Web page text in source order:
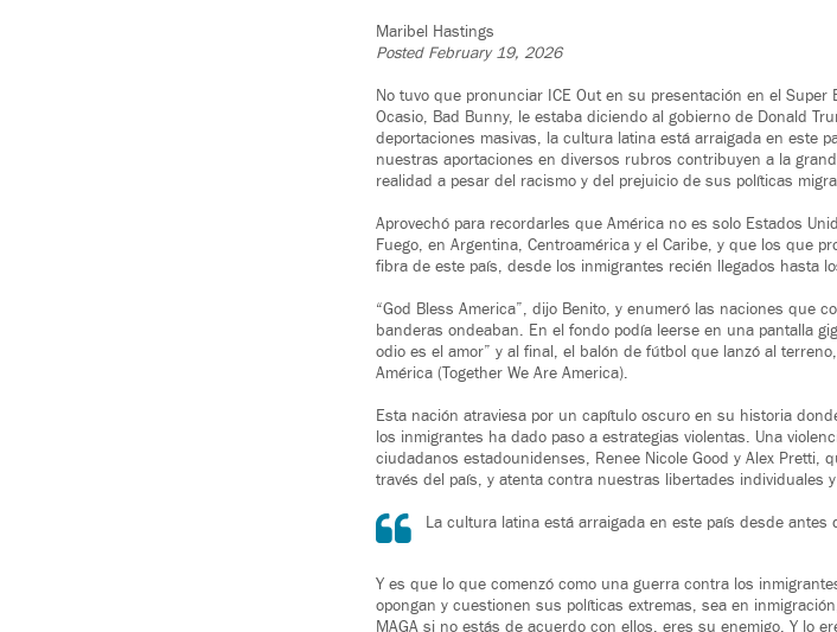
Maribel Hastings
Posted February 19, 2026
No tuvo que pronunciar ICE Out en su presentación en el
Ocasio, Bad Bunny, le estaba diciendo al gobierno de Donald
deportaciones masivas, la cultura latina está arraigada en este
nuestras aportaciones en diversos rubros contribuyen a la
realidad a pesar del racismo y del prejuicio de sus políticas
Aprovechó para recordarles que América no es solo Estados
Fuego, en Argentina, Centroamérica y el Caribe, y que los que
fibra de este país, desde los inmigrantes recién llegados hasta
“God Bless America”, dijo Benito, y enumeró las naciones que
banderas ondeaban. En el fondo podía leerse en una pantalla
odio es el amor” y al final, el balón de fútbol que lanzó al
América (Together We Are America).
Esta nación atraviesa por un capítulo oscuro en su historia
los inmigrantes ha dado paso a estrategias violentas. Una
ciudadanos estadounidenses, Renee Nicole Good y Alex
través del país, y atenta contra nuestras libertades individuales
La cultura latina está arraigada en este país desde antes
Y es que lo que comenzó como una guerra contra los
opongan y cuestionen sus políticas extremas, sea en
MAGA si no estás de acuerdo con ellos, eres su enemigo. Y lo